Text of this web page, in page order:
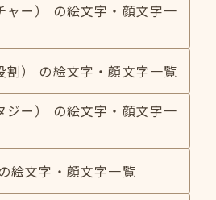
ャー） の絵文字・顔文字一
割） の絵文字・顔文字一覧
ジー） の絵文字・顔文字一
絵文字・顔文字一覧